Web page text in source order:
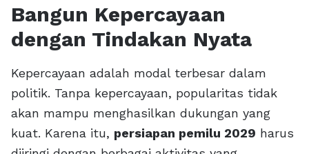
Bangun Kepercayaan
dengan Tindakan Nyata
Kepercayaan adalah modal terbesar dalam
politik. Tanpa kepercayaan, popularitas tidak
akan mampu menghasilkan dukungan yang
kuat. Karena itu, persiapan pemilu 2029 harus